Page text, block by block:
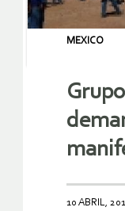
MEXICO
10 ABRIL,